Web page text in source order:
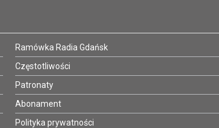
Ramówka Radia Gdańsk
Częstotliwości
Patronaty
Abonament
Polityka prywatności